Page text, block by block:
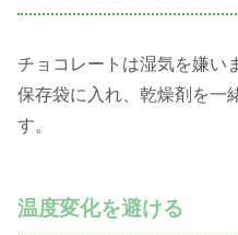
チョコレートは湿気を嫌い
保存袋に入れ、乾燥剤を一
す。
温度変化を避ける